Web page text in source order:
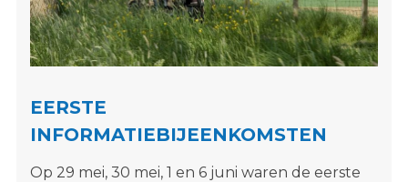
EERSTE
INFORMATIEBIJEENKOMSTEN
Op 29 mei, 30 mei, 1 en 6 juni waren de eerste